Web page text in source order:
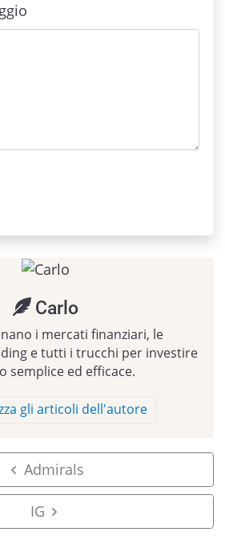
Carlo
i mercati finanziari, le
e tutti i trucchi per investire
semplice ed efficace.
gli articoli dell'autore
Admirals
IG